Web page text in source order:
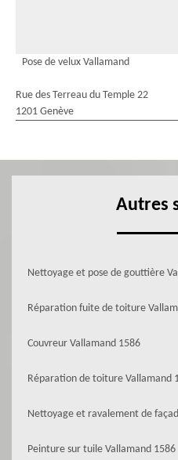
Pose de velux Vallamand
Rue des Terreau du Temple 22
1201 Genève
Autres
Nettoyage et pose de gouttière
Réparation fuite de toiture
Couvreur Vallamand 1586
Réparation de toiture Vallamand
Nettoyage et ravalement de
Peinture sur tuile Vallamand 1586